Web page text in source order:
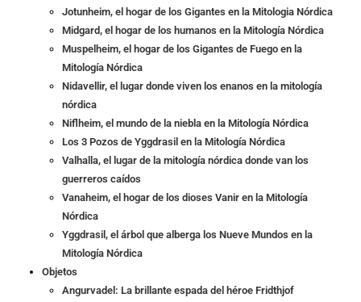
Jotunheim, el hogar de los Gigantes en la Mitologia Nórdica
Midgard, el hogar de los humanos en la Mitología Nórdica
Muspelheim, el hogar de los Gigantes de Fuego en la
Mitología Nórdica
Nidavellir, el lugar donde viven los enanos en la mitología
nórdica
Niflheim, el mundo de la niebla en la Mitología Nórdica
Los 3 Pozos de Yggdrasil en la Mitología Nórdica
Valhalla, el lugar de la mitología nórdica donde van los
guerreros caídos
Vanaheim, el hogar de los dioses Vanir en la Mitología
Nórdica
Yggdrasil, el árbol que alberga los Nueve Mundos en la
Mitología Nórdica
Objetos
Angurvadel: La brillante espada del héroe Fridthjof